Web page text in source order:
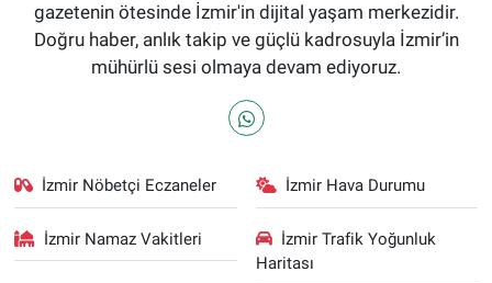
gazetenin ötesinde İzmir'in dijital yaşam merkezidir.
Doğru haber, anlık takip ve güçlü kadrosuyla İzmir’in
mühürlü sesi olmaya devam ediyoruz.
İzmir Nöbetçi Eczaneler İzmir Hava Durumu
İzmir Namaz Vakitleri
İzmir Trafik Yoğunluk
Haritası